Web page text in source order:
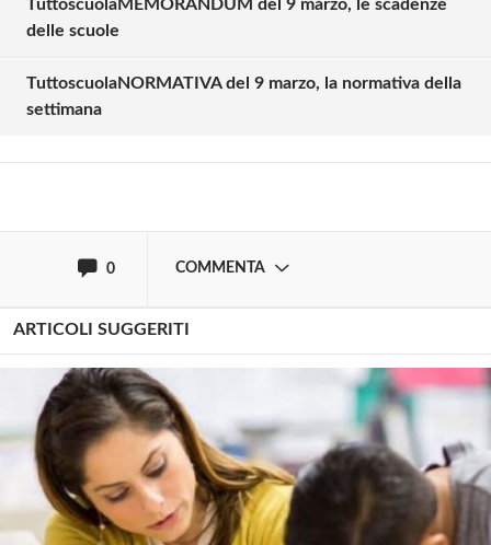
TuttoscuolaMEMORANDUM del 9 marzo, le scadenze
delle scuole
TuttoscuolaNORMATIVA del 9 marzo, la normativa della
settimana
0 COMMENTA
Solo gli utenti registrati possono
Effettua il
ARTICOLI SUGGERITI